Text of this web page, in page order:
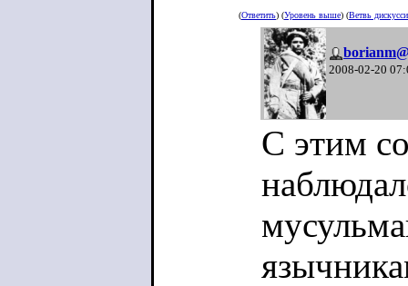
(Ответить) (Уровень выше) (Ветвь
2008-02-20
C этим